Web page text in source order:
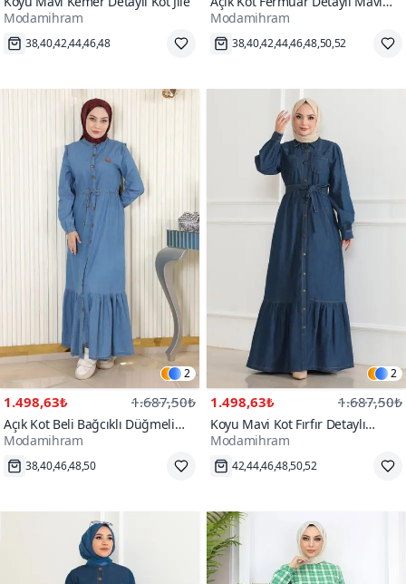
Modamihram
100+
38,40,42,44,46,48
Spor Elbise
Modamihram
1000+
38,40,42,44,46,48,50,52
2
1.498,63₺ 1.687,50₺
Açık Kot Beli Bağcıklı Düğmeli
Mavi Spor Elbise
Modamihram
1000+
38,40,46,48,50
2
1.498,63₺ 1.687,50₺
Koyu Mavi Kot Fırfır Detaylı
Elbise
Modamihram
400+
42,44,46,48,50,52